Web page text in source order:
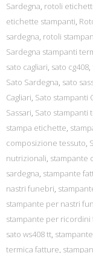
Sardegna, rotoli
etichette stampanti,
sardegna, rotoli
Sardegna stampanti
sato cagliari, sato cg408,
Sato Sardegna, sato
Cagliari, Sato stampanti
Sassari, Sato stampanti
stampa etichette,
composizione tessuto,
nutrizionali, stampante
sardegna, stampante
nastri funebri,
stampante per nastri
stampante per
sato ws408 tt,
termica fatture,